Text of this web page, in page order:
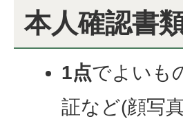
本人確認書
1点でよいも
証など(顔写